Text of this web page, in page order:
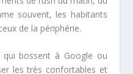
souvent, les habitants
de la périphérie.
qui bossent à Google ou
les très confortables et